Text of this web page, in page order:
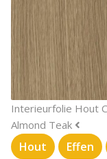
Interieurfolie Hout
Almond Teak
Hout Effen